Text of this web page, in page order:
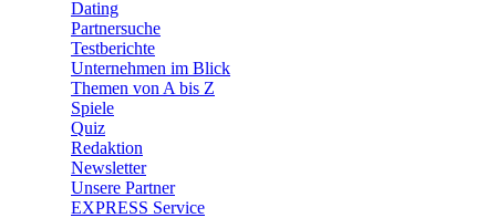
Dating
Partnersuche
Testberichte
Unternehmen im Blick
Themen von A bis Z
Spiele
Quiz
Redaktion
Newsletter
Unsere Partner
EXPRESS Service